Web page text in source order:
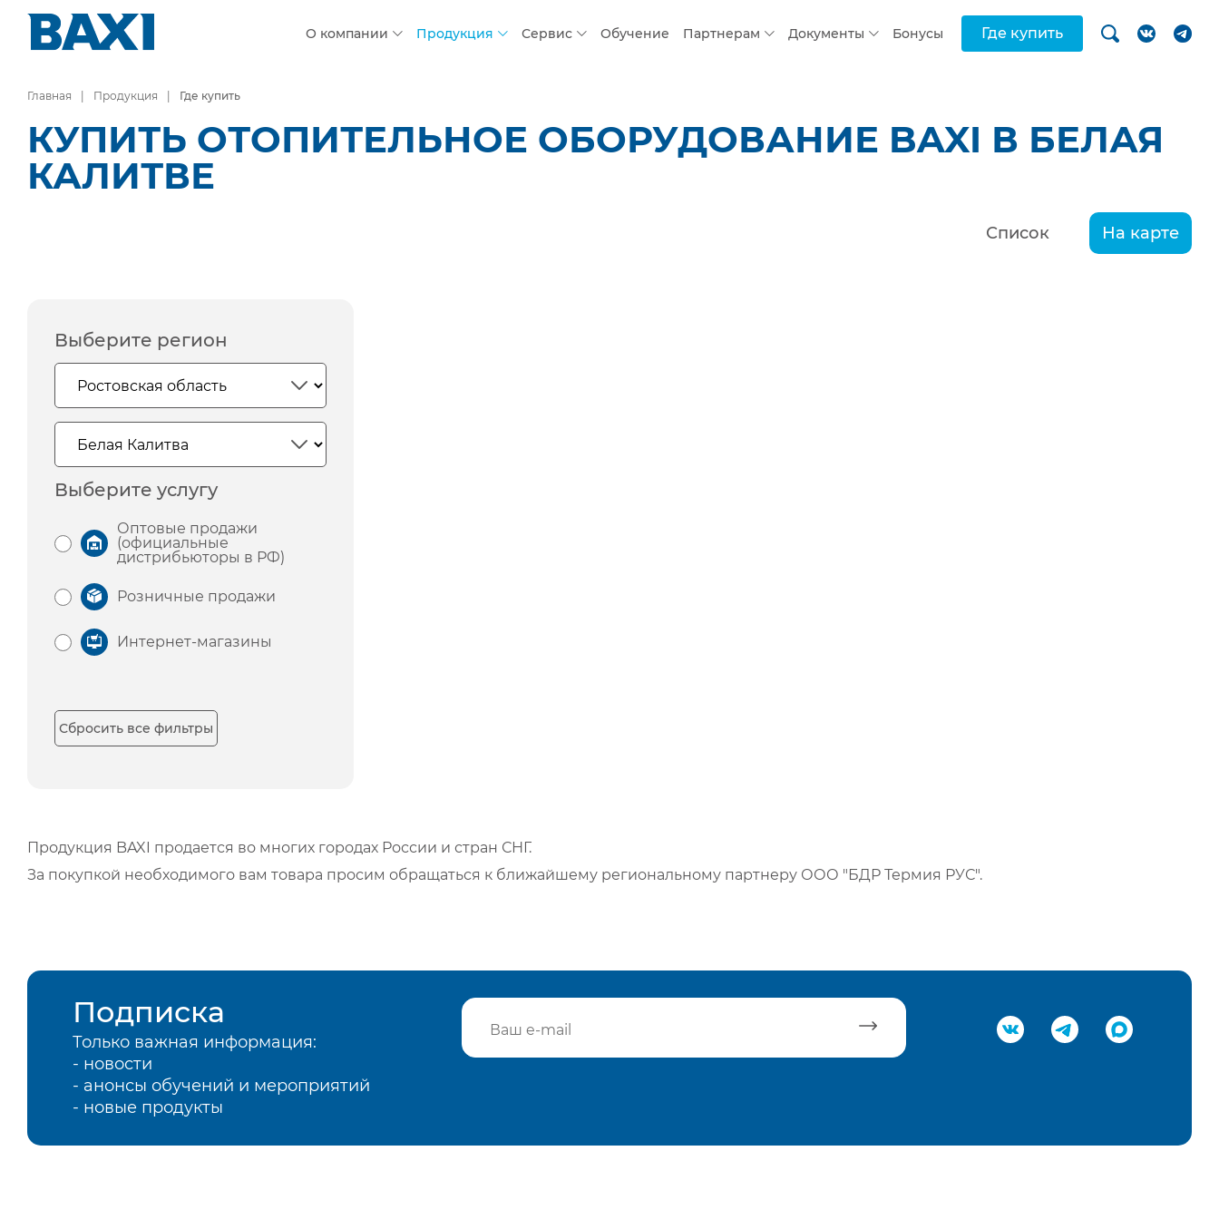
О компании Продукция Сервис Обучение Партнерам Документы Бонусы Где купить
Главная Продукция Где купить
КУПИТЬ ОТОПИТЕЛЬНОЕ ОБОРУДОВАНИЕ BAXI В БЕЛАЯ
КАЛИТВЕ
Список На карте
Выберите регион
Выберите услугу
Оптовые продажи
(официальные
дистрибьюторы в РФ)
Розничные продажи
Интернет-магазины
Сбросить все фильтры
Продукция BAXI продается во многих городах России и стран СНГ.
За покупкой необходимого вам товара просим обращаться к ближайшему региональному партнеру ООО "БДР Термия РУС".
Подписка
Только важная информация:
- новости
- анонсы обучений и мероприятий
- новые продукты